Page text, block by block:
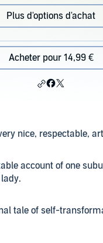
Plus d'options d'achat
Acheter pour 14,99 €
nice, respectable,
account of one
tale of self-
Mrs. D took in
on her confessional